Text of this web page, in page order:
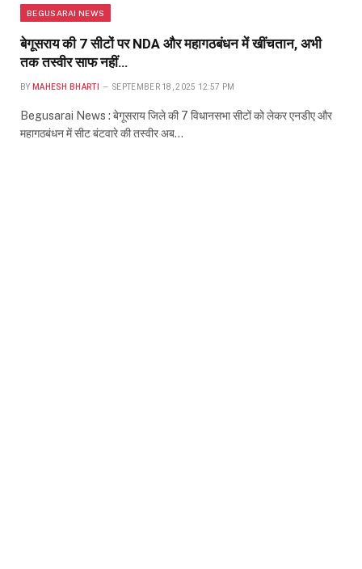
BEGUSARAI NEWS
बेगूसराय की 7 सीटों पर NDA और महागठबंधन में खींचतान, अभी
तक तस्वीर साफ नहीं…
BY MAHESH BHARTI SEPTEMBER 18, 2025 12:57 PM
Begusarai News : बेगूसराय जिले की 7 विधानसभा सीटों को लेकर एनडीए और
महागठबंधन में सीट बंटवारे की तस्वीर अब…